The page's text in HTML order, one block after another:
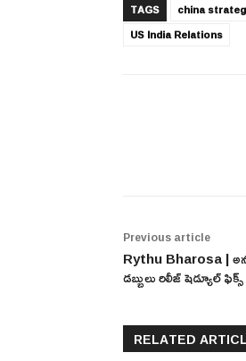
TAGS china
US India Relations
Previous article
Rythu Bharosa |
డబ్బులు రిలీజ్ షెడ్యూల్ ఫిక్స్
RELATED